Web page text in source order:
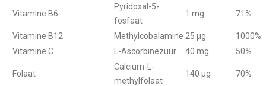
Vitamine B6
Pyridoxal-5-
fosfaat
1 mg 71%
Vitamine B12 Methylcobalamine 25 µg
1000%
Vitamine C
L-Ascorbinezuur 40 mg 50%
Folaat
Calcium-L-
methylfolaat
140 µg 70%